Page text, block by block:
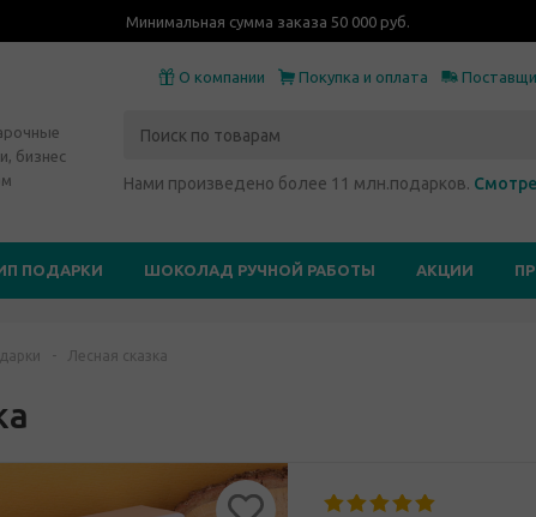
Минимальная сумма заказа 50 000 руб.
О компании Покупка и оплата
бизнес
Нами произведено более 11 млн.подарков.
ПОДАРКИ ШОКОЛАД РУЧНОЙ РАБОТЫ АКЦИИ
- Лесная сказка